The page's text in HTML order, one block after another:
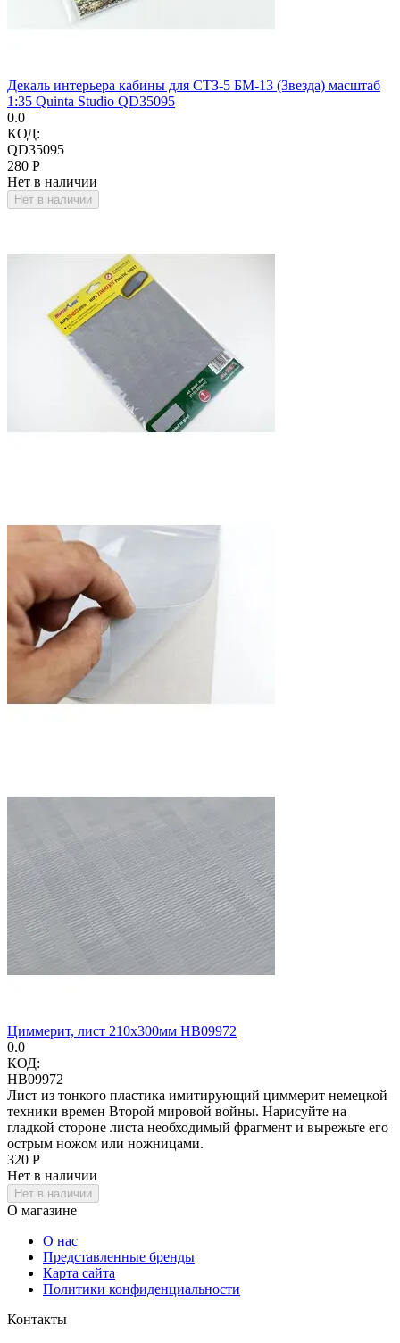
Декаль интерьера кабины для СТЗ-5 БМ-13 (Звезда) масштаб
1:35 Quinta Studio QD35095
0.0
КОД:
QD35095
‍280‍ Р
Нет в наличии
Нет в наличии
Циммерит, лист 210х300мм HB09972
0.0
КОД:
HB09972
Лист из тонкого пластика имитирующий циммерит немецкой
техники времен Второй мировой войны. Нарисуйте на
гладкой стороне листа необходимый фрагмент и вырежьте его
острым ножом или ножницами.
‍320‍ Р
Нет в наличии
Нет в наличии
О магазине
О нас
Представленные бренды
Карта сайта
Политики конфиденциальности
Контакты